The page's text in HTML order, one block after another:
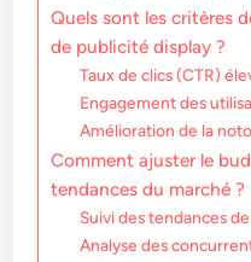
Quels sont les critères
de publicité display ?
Taux de clics (CTR)
Engagement des
Amélioration de la
Comment ajuster le
tendances du marché ?
Suivi des tendances
Analyse des